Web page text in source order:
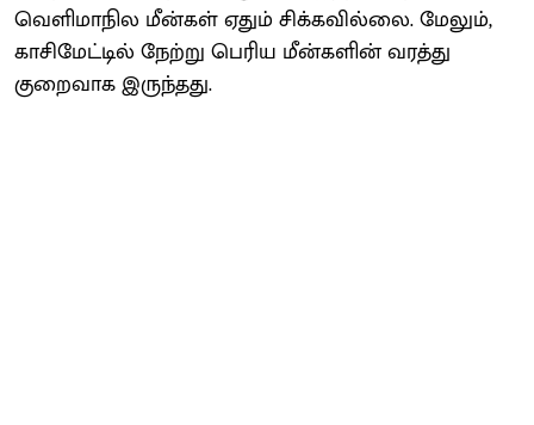
வெளிமாநில மீன்கள் ஏதும் சிக்கவில்லை. மேலும்,
காசிமேட்டில் நேற்று பெரிய மீன்களின் வரத்து
குறைவாக இருந்தது.